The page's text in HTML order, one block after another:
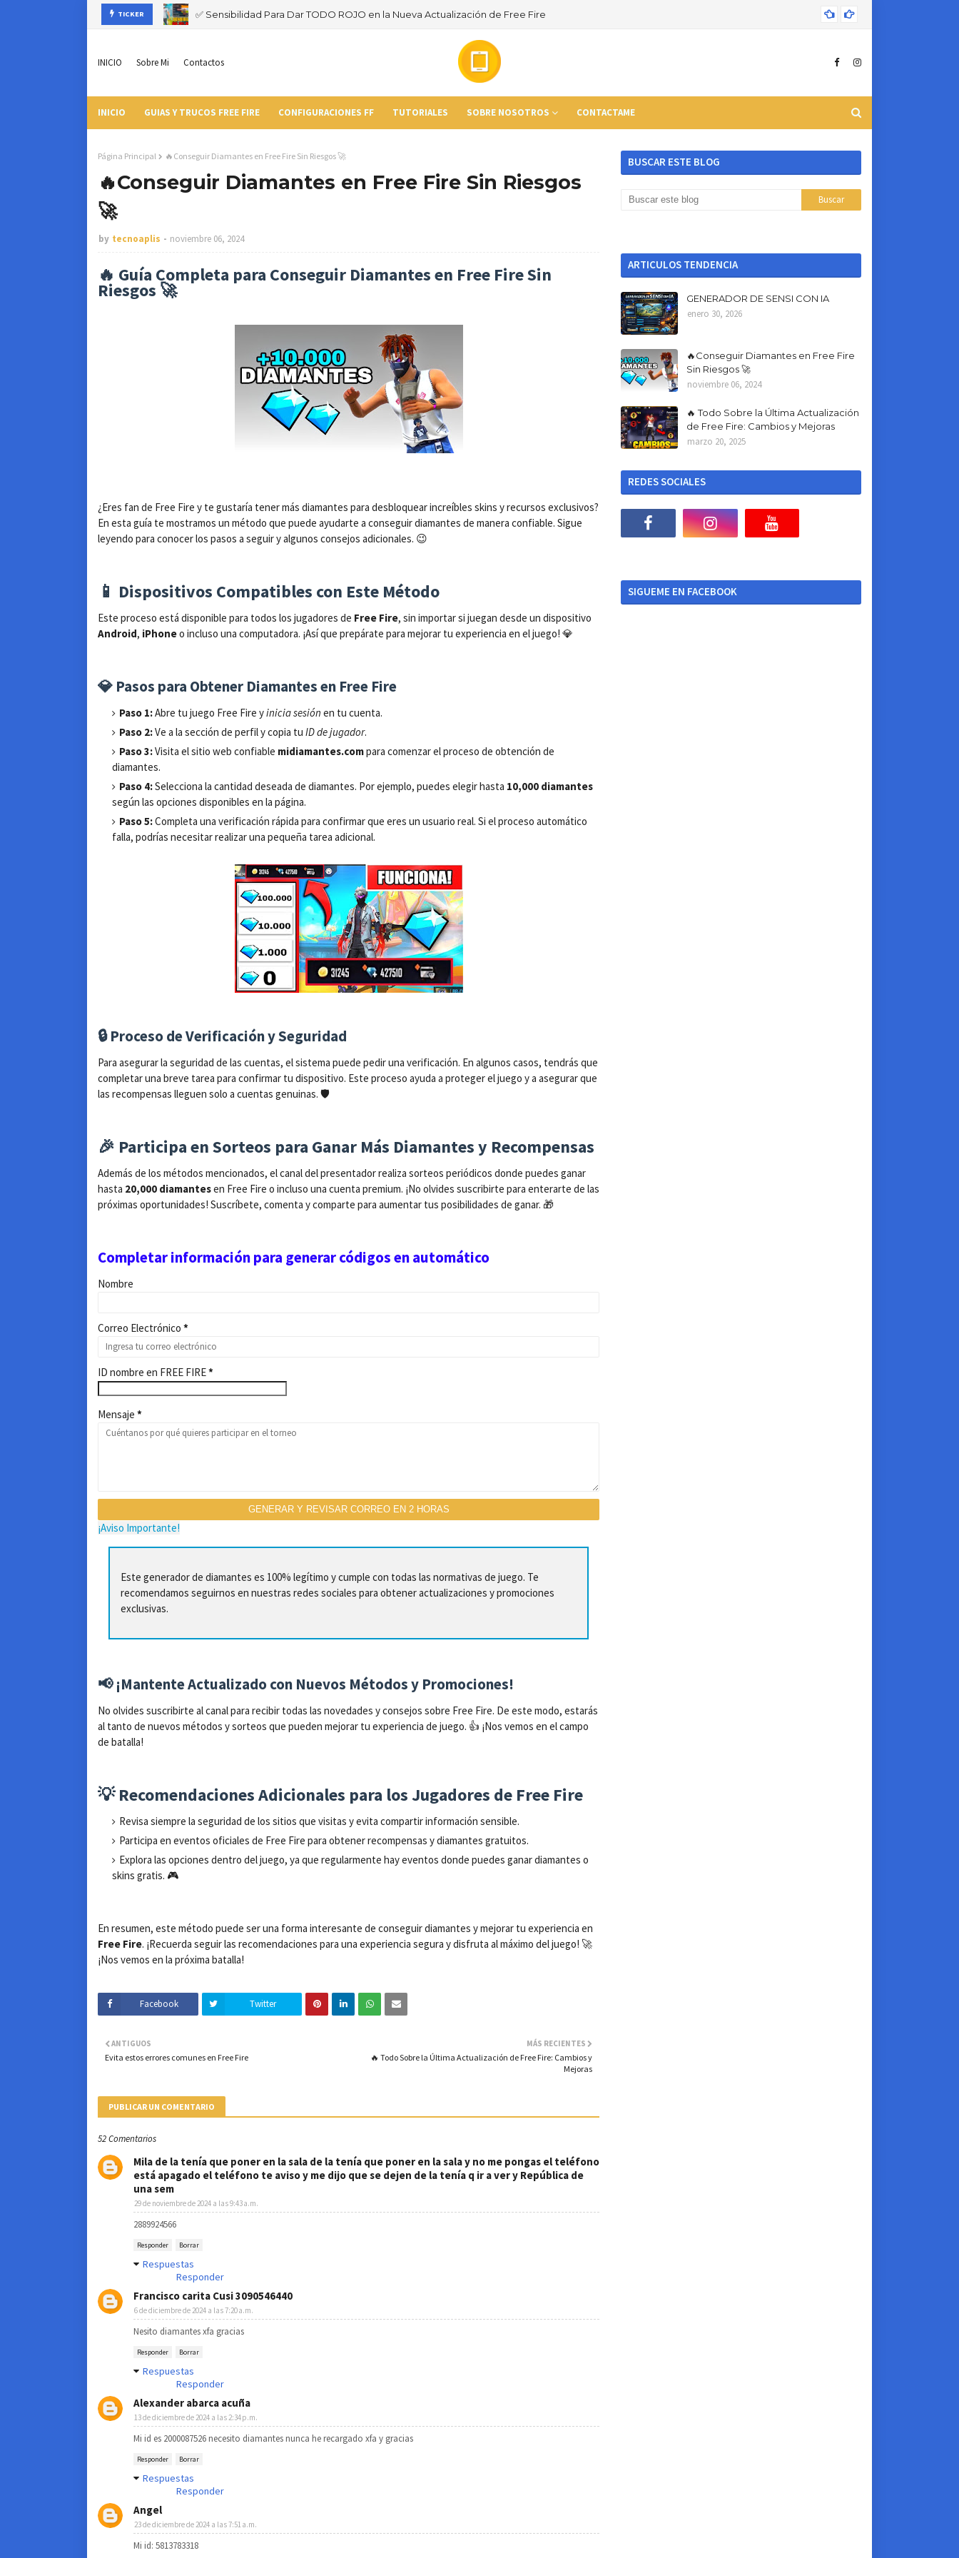
TICKER ✅ Sensibilidad Para Dar TODO ROJO en la Nueva Actualización de Free Fire
INICIO Sobre Mi Contactos
INICIO GUIAS Y TRUCOS FREE FIRE CONFIGURACIONES FF TUTORIALES SOBRE NOSOTROS CONTACTAME
Página Principal 🔥Conseguir Diamantes en Free Fire Sin Riesgos 🚀
🔥Conseguir Diamantes en Free Fire Sin Riesgos
🚀
by tecnoaplis noviembre 06, 2024
🔥 Guía Completa para Conseguir Diamantes en Free Fire Sin
Riesgos 🚀
¿Eres fan de Free Fire y te gustaría tener más diamantes para desbloquear increíbles skins y recursos exclusivos?
En esta guía te mostramos un método que puede ayudarte a conseguir diamantes de manera confiable. Sigue
leyendo para conocer los pasos a seguir y algunos consejos adicionales. 😉
📱 Dispositivos Compatibles con Este Método
Este proceso está disponible para todos los jugadores de Free Fire, sin importar si juegan desde un dispositivo
Android, iPhoneo incluso una computadora. ¡Así que prepárate para mejorar tu experiencia en el juego! 💎
💎 Pasos para Obtener Diamantes en Free Fire
Paso 1:Abre tu juego Free Fire yinicia sesión en tu cuenta.
Paso 2:Ve a la sección de perfil y copia tu ID de jugador.
Paso 3:Visita el sitio web confiable midiamantes.compara comenzar el proceso de obtención de
diamantes.
Paso 4:Selecciona la cantidad deseada de diamantes. Por ejemplo, puedes elegir hasta 10,000 diamantes
según las opciones disponibles en la página.
Paso 5:Completa una verificación rápida para confirmar que eres un usuario real. Si el proceso automático
falla, podrías necesitar realizar una pequeña tarea adicional.
🔒 Proceso de Verificación y Seguridad
Para asegurar la seguridad de las cuentas, el sistema puede pedir una verificación. En algunos casos, tendrás que
completar una breve tarea para confirmar tu dispositivo. Este proceso ayuda a proteger el juego y a asegurar que
las recompensas lleguen solo a cuentas genuinas. 🛡️
🎉 Participa en Sorteos para Ganar Más Diamantes y Recompensas
Además de los métodos mencionados, el canal del presentador realiza sorteos periódicos donde puedes ganar
hasta 20,000 diamantesen Free Fire o incluso una cuenta premium. ¡No olvides suscribirte para enterarte de las
próximas oportunidades! Suscríbete, comenta y comparte para aumentar tus posibilidades de ganar. 🎁
Completar información para generar códigos en automático
Nombre
Correo Electrónico *
ID nombre en FREE FIRE*
Mensaje *
¡Aviso Importante!
Este generador de diamantes es 100% legítimo y cumple con todas las normativas de juego. Te
recomendamos seguirnos en nuestras redes sociales para obtener actualizaciones y promociones
exclusivas.
📢 ¡Mantente Actualizado con Nuevos Métodos y Promociones!
No olvides suscribirte al canal para recibir todas las novedades y consejos sobre Free Fire. De este modo, estarás
al tanto de nuevos métodos y sorteos que pueden mejorar tu experiencia de juego. 👍 ¡Nos vemos en el campo
de batalla!
💡 Recomendaciones Adicionales para los Jugadores de Free Fire
Revisa siempre la seguridad de los sitios que visitas y evita compartir información sensible.
Participa en eventos oficiales de Free Fire para obtener recompensas y diamantes gratuitos.
Explora las opciones dentro del juego, ya que regularmente hay eventos donde puedes ganar diamantes o
skins gratis. 🎮
En resumen, este método puede ser una forma interesante de conseguir diamantes y mejorar tu experiencia en
Free Fire. ¡Recuerda seguir las recomendaciones para una experiencia segura y disfruta al máximo del juego! 🚀
¡Nos vemos en la próxima batalla!
Facebook Twitter
MÁS RECIENTES
🔥 Todo Sobre la Última Actualización de Free Fire: Cambios y
Mejoras
ANTIGUOS
Evita estos errores comunes en Free Fire
PUBLICAR UN COMENTARIO
52 Comentarios
Mila de la tenía que poner en la sala de la tenía que poner en la sala y no me pongas el teléfono
está apagado el teléfono te aviso y me dijo que se dejen de la tenía q ir a ver y República de
una sem
29 de noviembre de 2024 a las 9:43 a.m.
2889924566
Responder Borrar
Respuestas
Responder
Francisco carita Cusi 3090546440
6 de diciembre de 2024 a las 7:20 a.m.
Nesito diamantes xfa gracias
Responder Borrar
Respuestas
Responder
Alexander abarca acuña
13 de diciembre de 2024 a las 2:34 p.m.
Mi id es 2000087526 necesito diamantes nunca he recargado xfa y gracias
Responder Borrar
Respuestas
Responder
Angel
23 de diciembre de 2024 a las 7:51 a.m.
Mi id: 5813783318
BUSCAR ESTE BLOG
ARTICULOS TENDENCIA
GENERADOR DE SENSI CON IA
enero 30, 2026
🔥Conseguir Diamantes en Free Fire
Sin Riesgos 🚀
noviembre 06, 2024
🔥 Todo Sobre la Última Actualización
de Free Fire: Cambios y Mejoras
marzo 20, 2025
REDES SOCIALES
SIGUEME EN FACEBOOK